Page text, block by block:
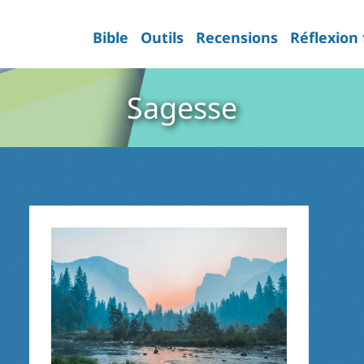
Bible Outils Recensions
Sagesse